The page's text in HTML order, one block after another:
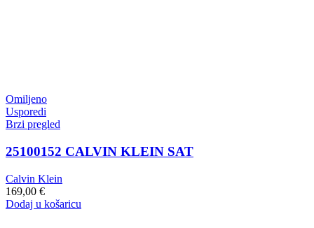
Omiljeno
Usporedi
Brzi pregled
25100152 CALVIN KLEIN SAT
Calvin Klein
169,00 €
Dodaj u košaricu